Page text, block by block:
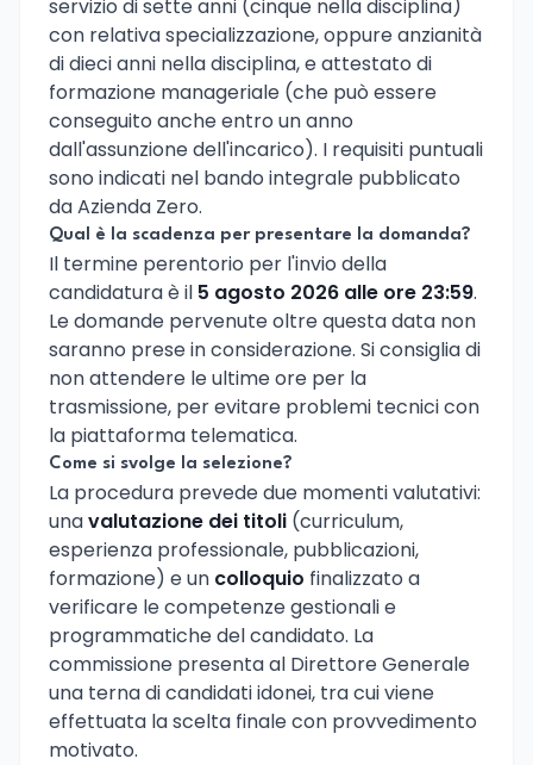
servizio di sette anni (cinque nella disciplina)
con relativa specializzazione, oppure anzianità
di dieci anni nella disciplina, e attestato di
formazione manageriale (che può essere
conseguito anche entro un anno
dall'assunzione dell'incarico). I requisiti puntuali
sono indicati nel bando integrale pubblicato
da Azienda Zero.
Qual è la scadenza per presentare la domanda?
Il termine perentorio per l'invio della
candidatura è il 5 agosto 2026 alle ore 23:59.
Le domande pervenute oltre questa data non
saranno prese in considerazione. Si consiglia di
non attendere le ultime ore per la
trasmissione, per evitare problemi tecnici con
la piattaforma telematica.
Come si svolge la selezione?
La procedura prevede due momenti valutativi:
unavalutazione dei titoli (curriculum,
esperienza professionale, pubblicazioni,
formazione) e un colloquio finalizzato a
verificare le competenze gestionali e
programmatiche del candidato. La
commissione presenta al Direttore Generale
una terna di candidati idonei, tra cui viene
effettuata la scelta finale con provvedimento
motivato.